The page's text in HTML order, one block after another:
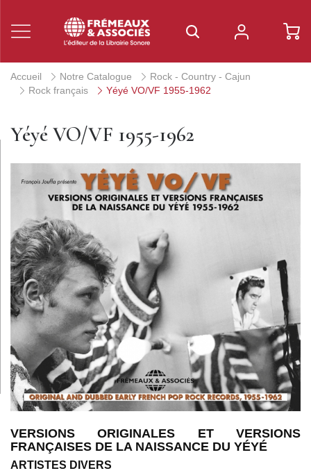
Accueil Notre Catalogue
Rock - Country - Cajun
Rock français
Yéyé VO/VF 1955-1962
Yéyé VO/VF 1955-1962
VERSIONS ORIGINALES ET VERSIONS
FRANÇAISES DE LA NAISSANCE DU YÉYÉ
ARTISTES DIVERS